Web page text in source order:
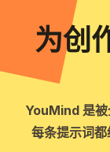
为创
YouMind 是被
每条提示词都